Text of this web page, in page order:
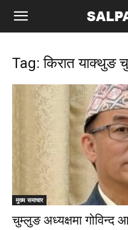
Tag: किरात याक्थुङ
मुख्य समाचार
चुम्लुङ अध्यक्षमा गोविन्द